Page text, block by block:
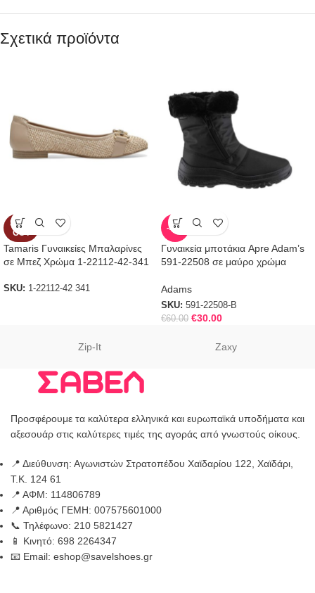
Σχετικά προϊόντα
SOLD
OUT
Tamaris Γυναικείες Μπαλαρίνες
σε Μπεζ Χρώμα 1-22112-42-341
SKU: 1-22112-42 341
-50%
Γυναικεία μποτάκια Apre Adam’s
591-22508 σε μαύρο χρώμα
Adams
SKU: 591-22508-B
€60.00 €30.00
Zip-It Zaxy
Προσφέρουμε τα καλύτερα ελληνικά και ευρωπαϊκά υποδήματα και
αξεσουάρ στις καλύτερες τιμές της αγοράς από γνωστούς οίκους.
📍 Διεύθυνση: Αγωνιστών Στρατοπέδου Χαϊδαρίου 122, Χαϊδάρι,
Τ.Κ. 124 61
📍 ΑΦΜ: 114806789
📍 Αριθμός ΓΕΜΗ: 007575601000
📞 Τηλέφωνο: 210 5821427
📱 Κινητό: 698 2264347
📧 Email: eshop@savelshoes.gr